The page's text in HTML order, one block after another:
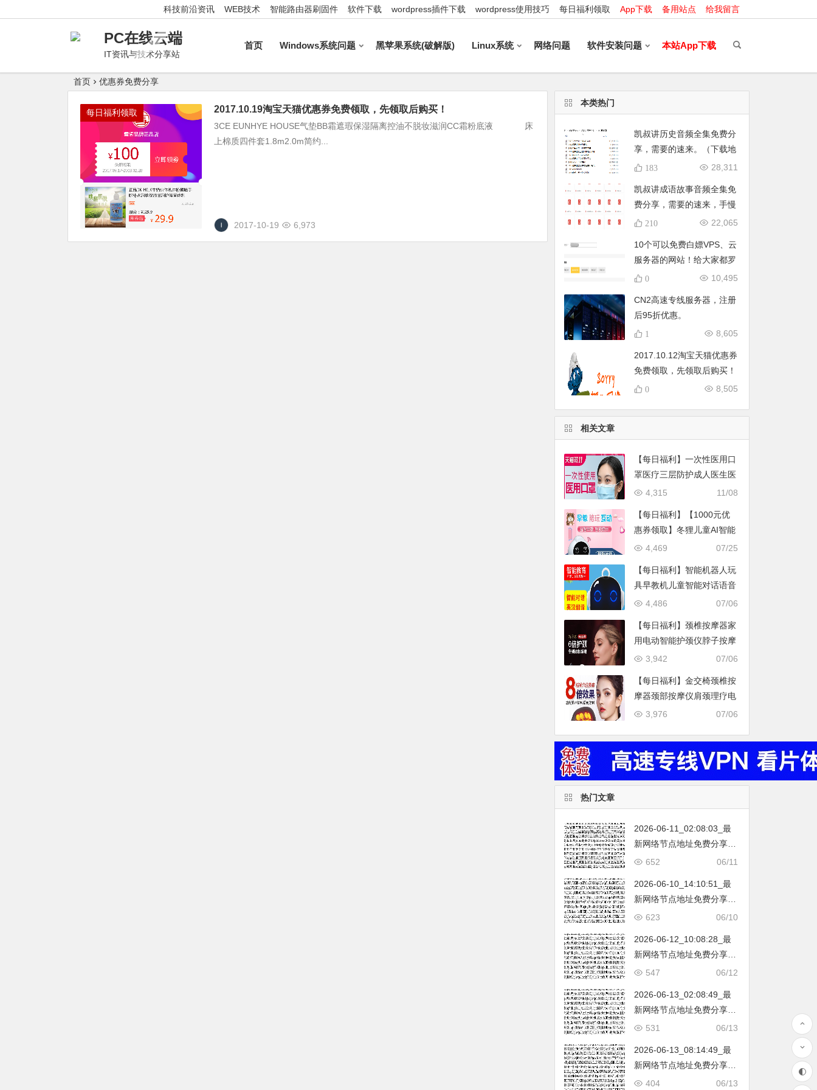
科技前沿资讯 WEB技术 智能路由器刷固件 软件下载 wordpress插件下载 wordpress使用技巧 每日福利领取 App下载 备用站点 给我留言
PC在线云端
IT资讯与技术分享站
首页 Windows系统问题 黑苹果系统(破解版) Linux系统 网络问题 软件安装问题 本站App下载
首页 优惠券免费分享
每日福利领取 2017.10.19淘宝天猫优惠券免费领取，先领取后购买！
3CE EUNHYE HOUSE气垫BB霜遮瑕保湿隔离控油不脱妆滋润CC霜粉底液 床
上棉质四件套1.8m2.0m简约...
2017-10-19 6,973
本类热门
凯叔讲历史音频全集免费分
享，需要的速来。（下载地
址已修复）
28,311
183
凯叔讲成语故事音频全集免
费分享，需要的速来，手慢
无。
22,065
210
10个可以免费白嫖VPS、云
服务器的网站！给大家都罗
列出来了….
10,495
0
CN2高速专线服务器，注册
后95折优惠。
8,605
1
2017.10.12淘宝天猫优惠券
免费领取，先领取后购买！
8,505
0
相关文章
【每日福利】一次性医用口
罩医疗三层防护成人医生医
科外用防风防寒单独立包装
11/08
4,315
【每日福利】【1000元优
惠券领取】冬狸儿童AI智能
机器人早教机高科技WIFI语
玩具小帅小胖陪玩语音声控
【先领高额优惠券，后购
买】
07/25
4,469
【每日福利】智能机器人玩
具早教机儿童智能对话语音
高科技人工教育陪伴学习机
买】
07/06
4,486
【每日福利】颈椎按摩器家
用电动智能护颈仪脖子按摩
神器脉冲里疗肩颈部按摩仪
买】
07/06
3,942
【每日福利】金交椅颈椎按
摩器颈部按摩仪肩颈理疗电
动热敷震动多功能护颈仪07/06
3,976
热门文章
2026-06-11_02:08:03_最
新网络节点地址免费分享…
不定期更新…开放免费分享
韩国|新加坡|台湾|马来西亚|
…
06/11
652
2026-06-10_14:10:51_最
新网络节点地址免费分享…
不定期更新…开放免费分享
韩国|新加坡|台湾|马来西亚|
…
06/10
623
2026-06-12_10:08:28_最
新网络节点地址免费分享…
不定期更新…开放免费分享
韩国|新加坡|台湾|马来西亚|
…
06/12
547
2026-06-13_02:08:49_最
新网络节点地址免费分享…
不定期更新…开放免费分享
韩国|新加坡|台湾|马来西亚|
…
06/13
531
2026-06-13_08:14:49_最
新网络节点地址免费分享…
不定期更新…开放免费分享
06/13
404